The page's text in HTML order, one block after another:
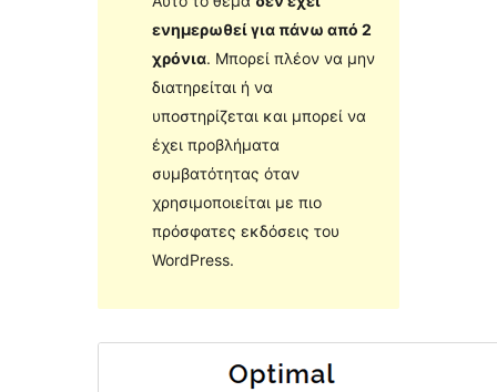
ενημερωθεί για πάνω από 2
χρόνια. Μπορεί πλέον να μην
διατηρείται ή να
υποστηρίζεται και μπορεί να
έχει προβλήματα
συμβατότητας όταν
χρησιμοποιείται με πιο
πρόσφατες εκδόσεις του
WordPress.